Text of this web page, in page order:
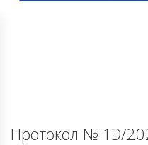
Протокол № 1Э/